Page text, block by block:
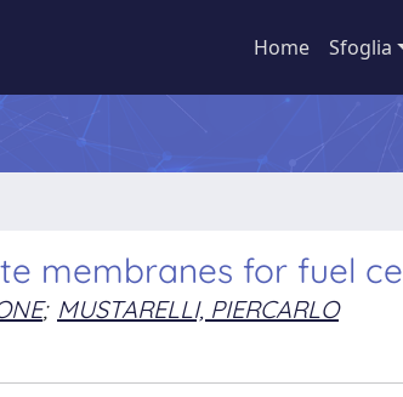
Home Sfoglia
membranes for fuel
; MUSTARELLI, PIERCARLO